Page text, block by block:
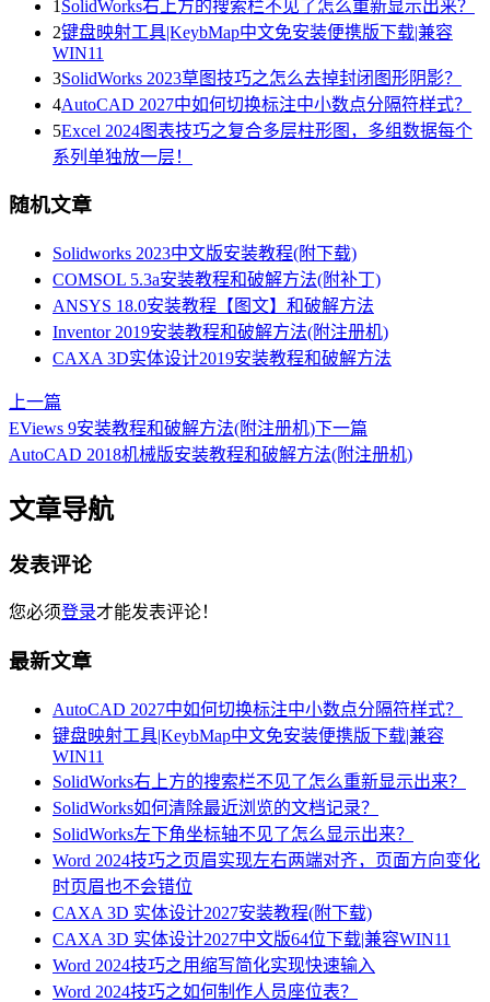
1 SolidWorks右上方的搜索栏不见了怎么重新显示出来？
2键盘映射工具|KeybMap中文免安装便携版下载|兼容
WIN11
3SolidWorks 2023草图技巧之怎么去掉封闭图形阴影？
4AutoCAD 2027中如何切换标注中小数点分隔符样式？
5Excel 2024图表技巧之复合多层柱形图，多组数据每个
系列单独放一层！
随机文章
Solidworks 2023中文版安装教程(附下载)
COMSOL 5.3a安装教程和破解方法(附补丁)
ANSYS 18.0安装教程【图文】和破解方法
Inventor 2019安装教程和破解方法(附注册机)
CAXA 3D实体设计2019安装教程和破解方法
上一篇
EViews 9安装教程和破解方法(附注册机)下一篇
AutoCAD 2018机械版安装教程和破解方法(附注册机)
文章导航
发表评论
您必须登录才能发表评论！
最新文章
AutoCAD 2027中如何切换标注中小数点分隔符样式？
键盘映射工具|KeybMap中文免安装便携版下载|兼容
WIN11
SolidWorks右上方的搜索栏不见了怎么重新显示出来？
SolidWorks如何清除最近浏览的文档记录？
SolidWorks左下角坐标轴不见了怎么显示出来？
Word 2024技巧之页眉实现左右两端对齐，页面方向变化
时页眉也不会错位
CAXA 3D 实体设计2027安装教程(附下载)
CAXA 3D 实体设计2027中文版64位下载|兼容WIN11
Word 2024技巧之用缩写简化实现快速输入
Word 2024技巧之如何制作人员座位表？